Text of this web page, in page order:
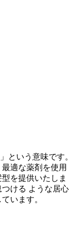
という意味です。
適な薬剤を使用
を提供いたしま
ける ような居心
います。